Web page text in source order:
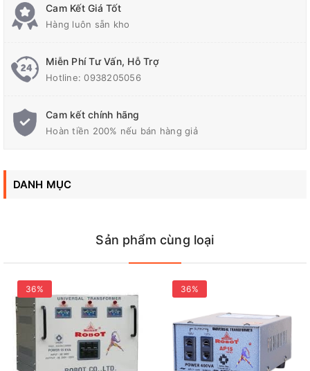
Tần số (Hz)
Công suất (KVA)
Liên hệ ngay
để được hỗ trợ tư vấn tốt nhất
Biến Thế Đổi Điện 1 Pha Robot
Cam Kết Giá Tốt
Hàng luôn sẵn kho
Miễn Phí Tư Vấn, Hỗ Trợ
Hotline:0938205056
Cam kết chính hãng
Hoàn tiền 200% nếu bán hàng giả
DANH MỤC
Sản phẩm cùng loại
36% 36%